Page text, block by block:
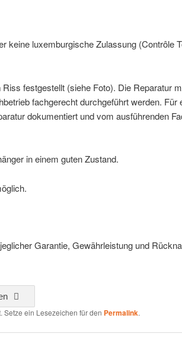
keine luxemburgische Zulassung (Contrôle
festgestellt (siehe Foto). Die Reparatur
fachgerecht durchgeführt werden. Für
dokumentiert und vom ausführenden
in einem guten Zustand.
Garantie, Gewährleistung und
Setze ein Lesezeichen für den Permalink.